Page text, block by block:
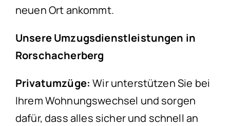
neuen Ort ankommt.
Unsere Umzugsdienstleistungen in
Rorschacherberg
Privatumzüge: Wir unterstützen Sie bei
Ihrem Wohnungswechsel und sorgen
dafür, dass alles sicher und schnell an